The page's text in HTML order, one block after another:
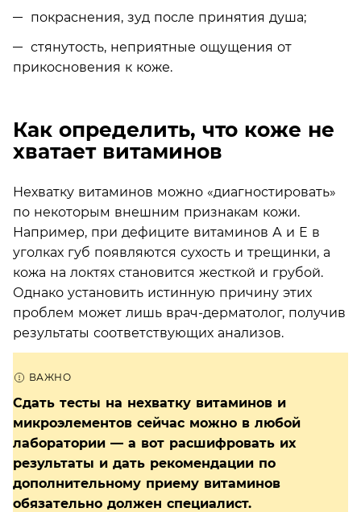
покраснения, зуд после принятия душа;
стянутость, неприятные ощущения от
прикосновения к коже.
Как определить, что коже не
хватает витаминов
Нехватку витаминов можно «диагностировать»
по некоторым внешним признакам кожи.
Например, при дефиците витаминов А и Е в
уголках губ появляются сухость и трещинки, а
кожа на локтях становится жесткой и грубой.
Однако установить истинную причину этих
проблем может лишь врач-дерматолог, получив
результаты соответствующих анализов.
Сдать тесты на нехватку витаминов и
микроэлементов сейчас можно в любой
лаборатории — а вот расшифровать их
результаты и дать рекомендации по
дополнительному приему витаминов
обязательно должен специалист.